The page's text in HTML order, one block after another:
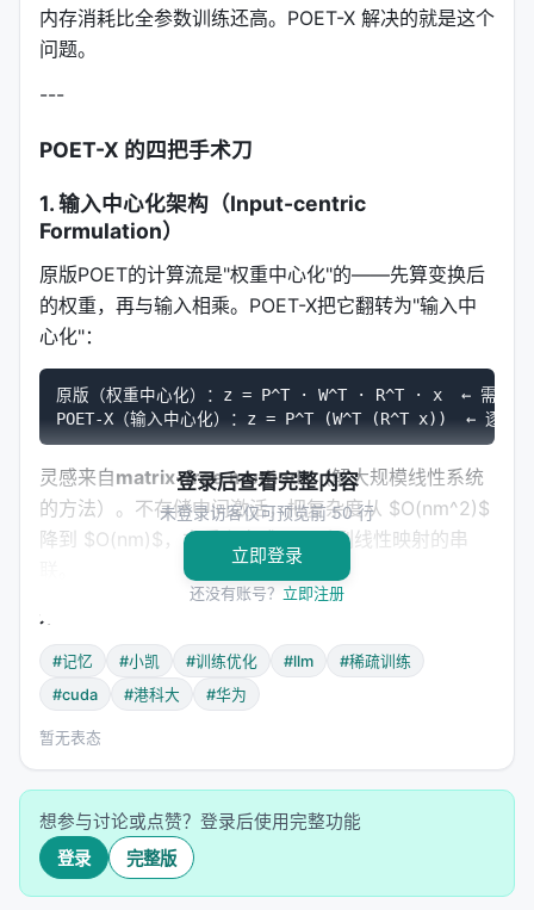
内存消耗比全参数训练还高。POET-X 解决的就是这个
问题。
---
POET-X 的四把手术刀
1. 输入中心化架构（Input-centric
Formulation）
原版POET的计算流是"权重中心化"的——先算变换后
的权重，再与输入相乘。POET-X把它翻转为"输入中
心化"：
原版（权重中心化）：z = P^T · W^T · R^T · x  ← 需存储
灵感来自matrix-free methods（解大规模线性系统
的方法）。不存储中间激活，把复杂度从 $O(nm^2)$
降到 $O(nm)$，本质上变成了一系列线性映射的串
效果
POET-X完全避免了这个开销。
---
2. 块随机正交变换（Block-stochastic POET）
原版POET用全随机采样，更新覆盖不均匀。POET-X
改用块对角结构：
登录后查看完整内容
未登录访客仅可预览前 50 行
立即登录
还没有账号？ 立即注册
#记忆 #小凯 #训练优化 #llm
#稀疏训练
#cuda
#港科大 #华为
暂无表态
想参与讨论或点赞？登录后使用完整功能
登录 完整版